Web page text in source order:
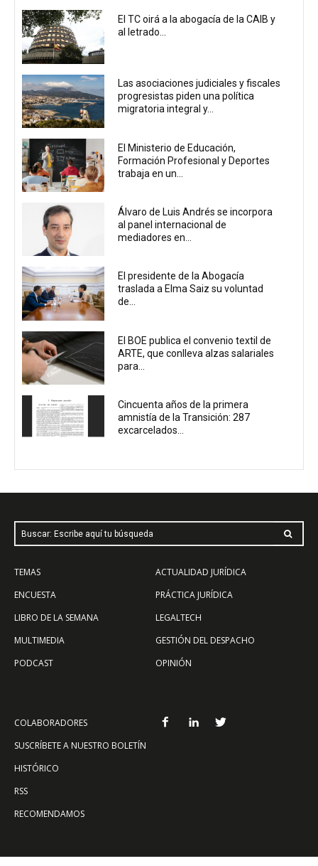
El TC oirá a la abogacía de la CAIB y
al letrado...
Las asociaciones judiciales y fiscales
progresistas piden una política
migratoria integral y...
El Ministerio de Educación,
Formación Profesional y Deportes
trabaja en un...
Álvaro de Luis Andrés se incorpora
al panel internacional de
mediadores en...
El presidente de la Abogacía
traslada a Elma Saiz su voluntad
de...
El BOE publica el convenio textil de
ARTE, que conlleva alzas salariales
para...
Cincuenta años de la primera
amnistía de la Transición: 287
excarcelados...
Buscar: Escribe aquí tu búsqueda
TEMAS
ENCUESTA
LIBRO DE LA SEMANA
MULTIMEDIA
PODCAST
ACTUALIDAD JURÍDICA
PRÁCTICA JURÍDICA
LEGALTECH
GESTIÓN DEL DESPACHO
OPINIÓN
COLABORADORES
SUSCRÍBETE A NUESTRO BOLETÍN
HISTÓRICO
RSS
RECOMENDAMOS